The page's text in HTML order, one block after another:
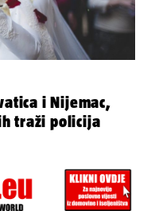
i Nijemac,
traži policija